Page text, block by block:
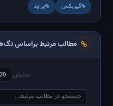
گیربکس پراید
مطالب مرتبط براساس
نمایش